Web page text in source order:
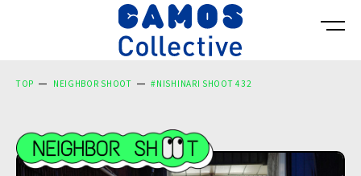
TOP NEIGHBOR SHOOT #NISHINARI SHOOT 432